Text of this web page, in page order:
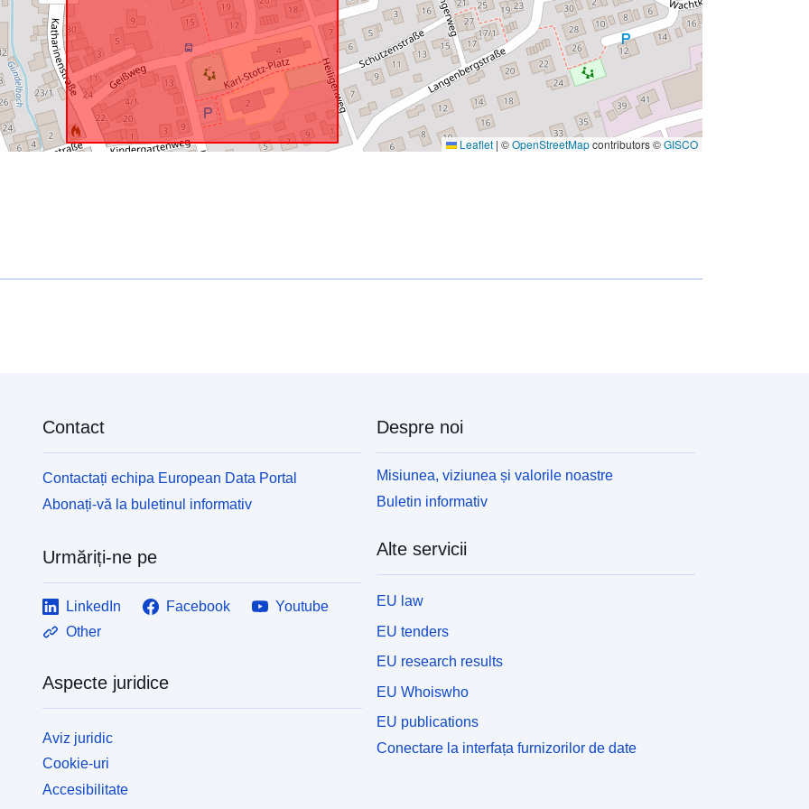
Leaflet | ©OpenStreetMapcontributors ©GISCO
Contact
Contactați echipa European Data Portal
Abonați-vă la buletinul informativ
Urmăriți-ne pe
LinkedIn Facebook
Youtube
Other
Aspecte juridice
Aviz juridic
Cookie-uri
Accesibilitate
Despre noi
Misiunea, viziunea și valorile noastre
Buletin informativ
Alte servicii
EU law
EU tenders
EU research results
EU Whoiswho
EU publications
Conectare la interfața furnizorilor de date